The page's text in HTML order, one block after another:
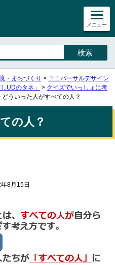
メニュー
・まちづくり > ユニバーサルデザイン
UDのタネ」 > クイズでいっしょに考
どういった人がすべての人？
の人？
8月15日